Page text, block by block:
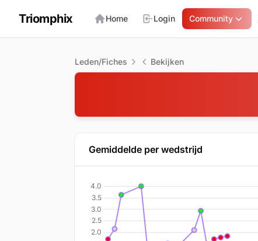
Triomphix Home Login Community
Leden/Fiches Bekijken
Gemiddelde per wedstrijd